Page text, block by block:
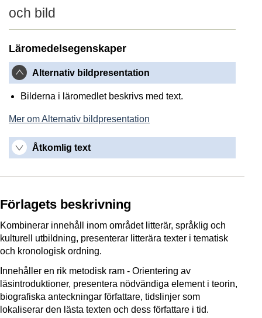
och bild
Läromedelsegenskaper
Alternativ bildpresentation
Bilderna i läromedlet beskrivs med text.
Mer om Alternativ bildpresentation
Åtkomlig text
Förlagets beskrivning
Kombinerar innehåll inom området litterär, språklig och
kulturell utbildning, presenterar litterära texter i tematisk
och kronologisk ordning.
Innehåller en rik metodisk ram - Orientering av
läsintroduktioner, presentera nödvändiga element i teorin,
biografiska anteckningar författare, tidslinjer som
lokaliserar den lästa texten och dess författare i tid.